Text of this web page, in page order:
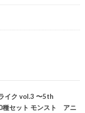
イク vol.3 〜5th
セット モンスト アニ